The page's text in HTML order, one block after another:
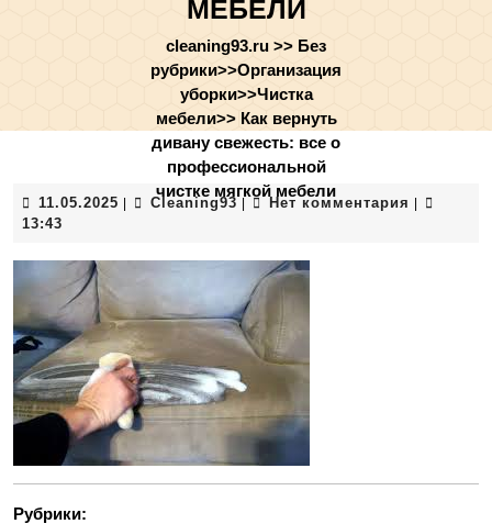
МЕБЕЛИ
cleaning93.ru >> Без
рубрики>>Организация
уборки>>Чистка
мебели>> Как вернуть
дивану свежесть: все о
профессиональной
чистке мягкой мебели
11.05.2025 11.05.2025
Сleaning93Сleaning93
Нет комментария
13:43
Рубрики: